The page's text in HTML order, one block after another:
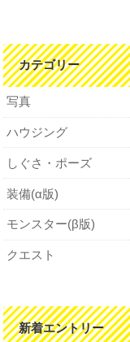
カテゴリー
写真
ハウジング
しぐさ・ポーズ
装備(α版)
モンスター(β版)
クエスト
新着エントリー